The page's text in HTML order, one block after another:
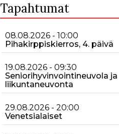
Tapahtumat
08.08.2026 - 10:00
Pihakirppiskierros, 4. päivä
19.08.2026 - 09:30
Seniorihyvinvointineuvola ja
liikuntaneuvonta
29.08.2026 - 20:00
Venetsialaiset